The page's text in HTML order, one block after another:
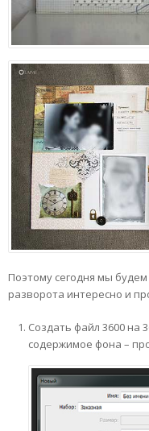
Поэтому сегодня мы
разворота интересно и
Создать файл 3600 на
содержимое фона –